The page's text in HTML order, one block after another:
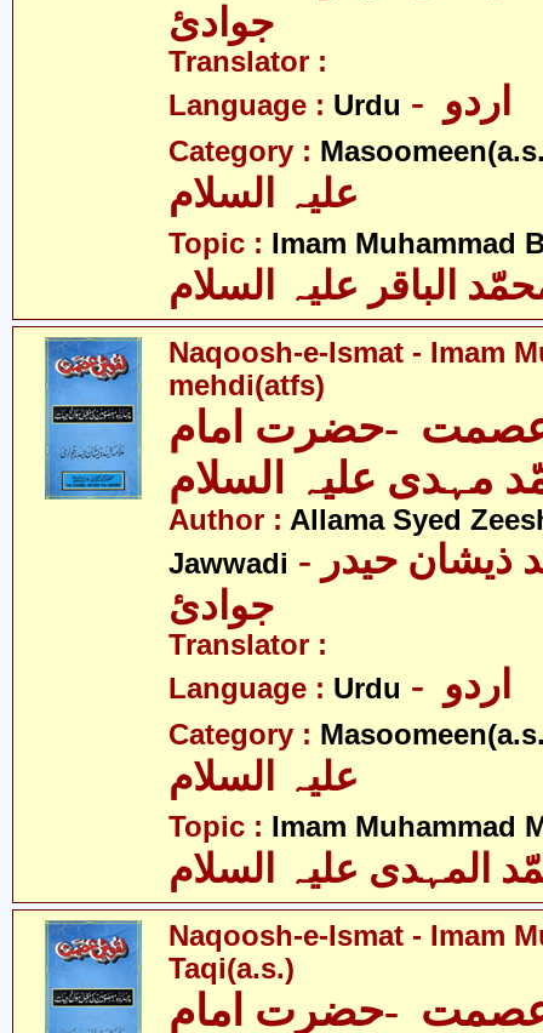
جوادئ
Translator :
Language : Urdu
Category :
Topic : Imam Muhammad
الباقر علیہ السلام
Naqoosh-e-Ismat - Imam
mehdi(atfs)
-حضرت امام
مہدی علیہ السلام
Author : Allama Syed
Jawwadi - علامہ سیّد ذیشان حیدر
جوادئ
Translator :
Language : Urdu
Category :
Topic : Imam Muhammad
المہدی علیہ السلام
Naqoosh-e-Ismat - Imam
Taqi(a.s.)
-حضرت امام